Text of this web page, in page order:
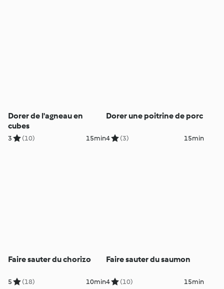
Dorer de l'agneau en
cubes
3 (10) 15min
Dorer une poitrine de porc
4 (3) 15min
Faire sauter du chorizo
5 (18) 10min
Faire sauter du saumon
4 (10) 15min